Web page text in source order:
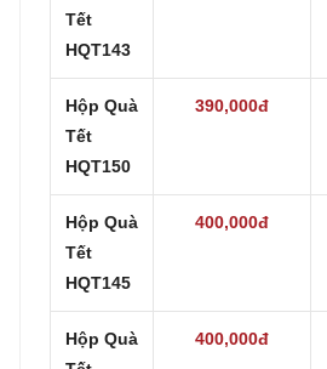
Tết
HQT143
Hộp Quà
Tết
HQT150
390,000đ
Hộp Quà
Tết
HQT145
400,000đ
Hộp Quà
400,000đ